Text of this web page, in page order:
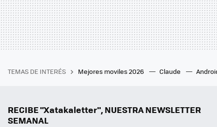
TEMAS DE INTERÉS Mejores moviles 2026 Claude
RECIBE "Xatakaletter", NUESTRA NEWSLETTER
SEMANAL